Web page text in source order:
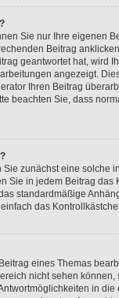
Sie nur Ihre eigenen
Beitrag
geantwortet hat, wird
angezeigt.
Ihren Beitrag
beachten Sie, dass
zunächst eine
Sie in jedem Beitrag
standardmäßige
das
eines Themas
nicht sehen
in